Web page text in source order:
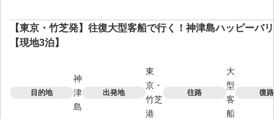
【東京・竹芝発】往復大型客船で行く！神津島ハッピーバ
【現地3泊】
目的地
神
津
島
出発地
東
京・
竹芝
港
往路
大
型
客
船
復路